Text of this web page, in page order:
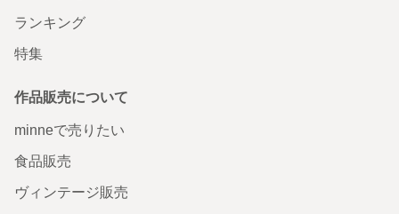
ランキング
特集
作品販売について
minneで売りたい
食品販売
ヴィンテージ販売